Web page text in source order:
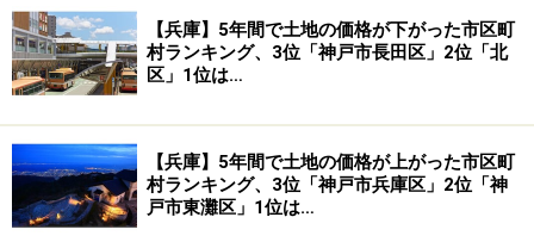
限
京
都
府
京
都
市
な
し
通
院・
入院
な
し
入院
長
岡
京
な
し
通
院・
入院
な
し
通
院・
一部負担金あり（月200円程
度）
【兵庫】5年間で土地の価格が下がった市区町
村ランキング、3位「神戸市長田区」2位「北
区」1位は…
【兵庫】5年間で土地の価格が上がった市区町
村ランキング、3位「神戸市兵庫区」2位「神
戸市東灘区」1位は…